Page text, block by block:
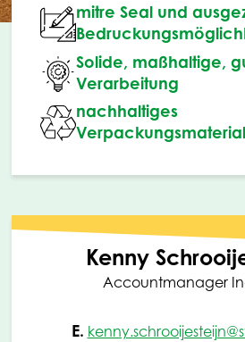
mitre Seal und
Solide, maßhaltige,
Verarbeitung
nachhaltiges
Verpackungsmaterial
Kenny
Accountmanager
E.